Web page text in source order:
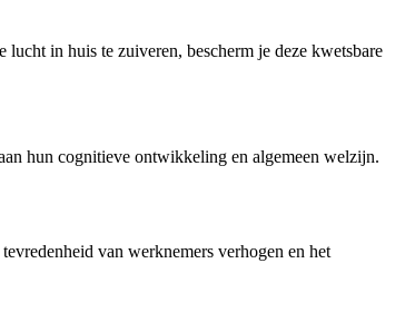
in huis te zuiveren, bescherm je deze kwetsbare
hun cognitieve ontwikkeling en algemeen welzijn.
van werknemers verhogen en het